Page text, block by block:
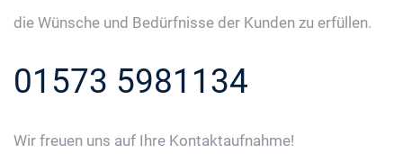
die Wünsche und Bedürfnisse der Kunden zu erfüllen.
01573 5981134
Wir freuen uns auf Ihre Kontaktaufnahme!